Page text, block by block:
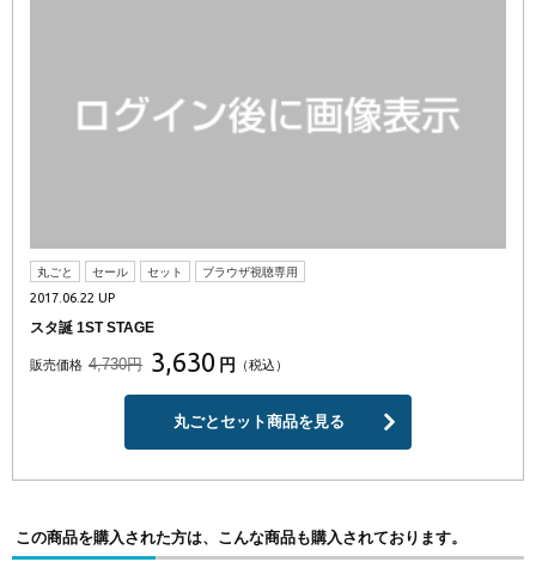
丸ごと セール セット ブラウザ視聴専用
2017.06.22 UP
スタ誕 1ST STAGE
販売価格 4,730円 3,630 円 （税込）
丸ごとセット商品を見る
この商品を購入された方は、こんな商品も購入されております。